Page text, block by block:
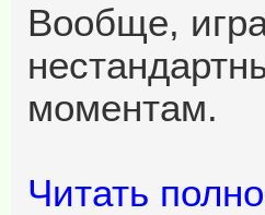
Вообще,
моментам.
Читать